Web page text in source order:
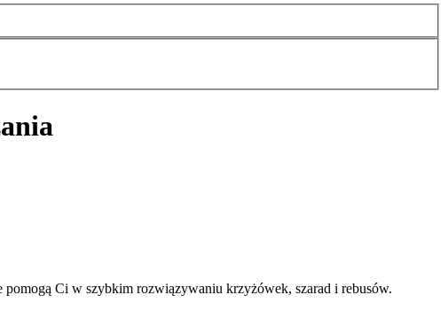
Ci w szybkim rozwiązywaniu krzyżówek, szarad i rebusów.